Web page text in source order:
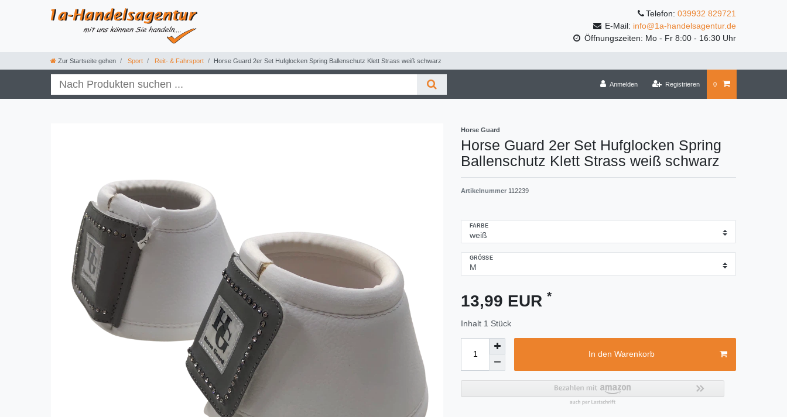
Telefon: 039932 829721
E-Mail: info@1a-handelsagentur.de
Öffnungszeiten: Mo - Fr 8:00 - 16:30 Uhr
Zur Startseite gehen Sport Reit- & Fahrsport Horse Guard 2er Set Hufglocken Spring Ballenschutz Klett Strass weiß schwarz
Anmelden Registrieren 0
Horse Guard
Horse Guard 2er Set Hufglocken Spring
Ballenschutz Klett Strass weiß schwarz
Artikelnummer 112239
FARBE
GRÖSSE
13,99 EUR *
Inhalt 1 Stück
In den Warenkorb